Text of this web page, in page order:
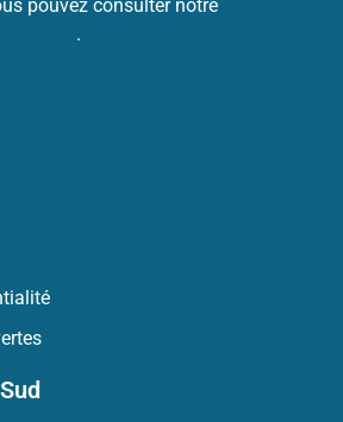
pouvez consulter notre
.